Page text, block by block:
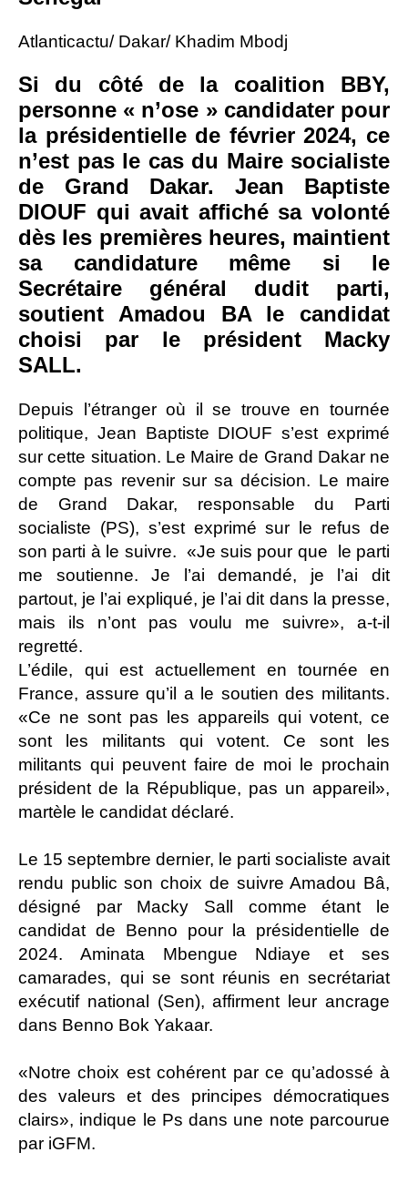
Atlanticactu/ Dakar/ Khadim Mbodj
Si du côté de la coalition BBY,
personne « n’ose » candidater pour
la présidentielle de février 2024, ce
n’est pas le cas du Maire socialiste
de Grand Dakar. Jean Baptiste
DIOUF qui avait affiché sa volonté
dès les premières heures, maintient
sa candidature même si le
Secrétaire général dudit parti,
soutient Amadou BA le candidat
choisi par le président Macky
SALL.
Depuis l’étranger où il se trouve en tournée
politique, Jean Baptiste DIOUF s’est exprimé
sur cette situation. Le Maire de Grand Dakar ne
compte pas revenir sur sa décision. Le maire
de Grand Dakar, responsable du Parti
socialiste (PS), s’est exprimé sur le refus de
son parti à le suivre. «Je suis pour que le parti
me soutienne. Je l’ai demandé, je l’ai dit
partout, je l’ai expliqué, je l’ai dit dans la presse,
mais ils n’ont pas voulu me suivre», a-t-il
regretté.
L’édile, qui est actuellement en tournée en
France, assure qu’il a le soutien des militants.
«Ce ne sont pas les appareils qui votent, ce
sont les militants qui votent. Ce sont les
militants qui peuvent faire de moi le prochain
président de la République, pas un appareil»,
martèle le candidat déclaré.
Le 15 septembre dernier, le parti socialiste avait
rendu public son choix de suivre Amadou Bâ,
désigné par Macky Sall comme étant le
candidat de Benno pour la présidentielle de
2024. Aminata Mbengue Ndiaye et ses
camarades, qui se sont réunis en secrétariat
exécutif national (Sen), affirment leur ancrage
dans Benno Bok Yakaar.
«Notre choix est cohérent par ce qu’adossé à
des valeurs et des principes démocratiques
clairs», indique le Ps dans une note parcourue
par iGFM.